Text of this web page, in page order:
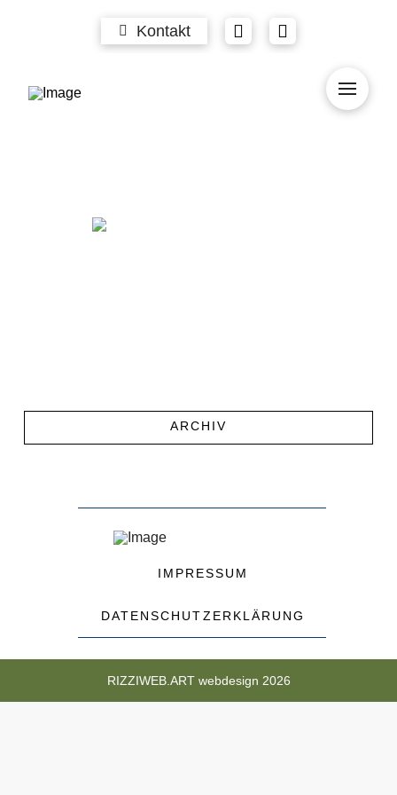
Kontakt
ARCHIV
IMPRESSUM
DATENSCHUTZERKLÄRUNG
RIZZIWEB.ART webdesign 2026